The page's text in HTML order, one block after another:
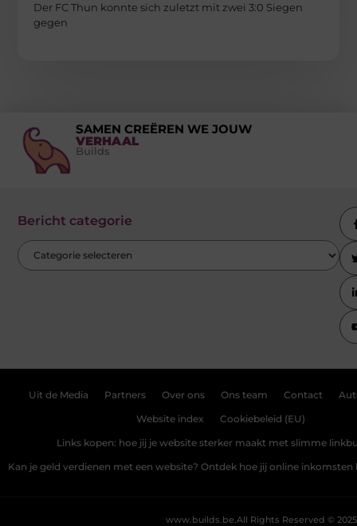
Der FC Thun konnte sich zuletzt mit zwei 3:0 Siegen
gegen
SAMEN CREËREN WE JOUW
VERHAAL
Builds
Bericht categorie
Uit de Media Partners Over ons Ons team Contact
Website index Cookiebeleid (EU)
Links kopen: hoe jij je website sterker maakt met slimme
Kan je geld verdienen met een website? Ontdek hoe jij online
All Rights Reserved © 2025
www.builds.be.